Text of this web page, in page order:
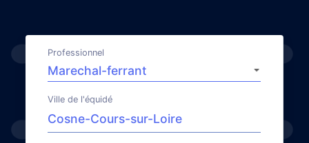
Professionnel
Ville de l'équidé